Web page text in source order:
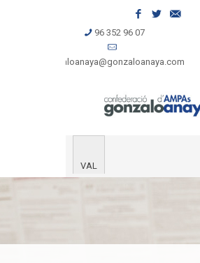
96 352 96 07
gonzaloanaya@gonzaloanaya.com
VAL